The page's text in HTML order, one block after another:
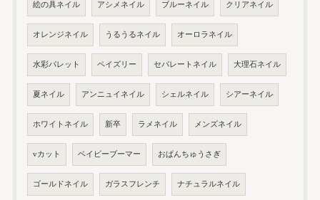
絵の具ネイル アシメネイル ブルーネイル クリアネイル
オレンジネイル うるうるネイル オーロラネイル
水彩パレット ペイズリー セパレートネイル 大理石ネイル
夏ネイル アンニュイネイル シェルネイル シアーネイル
ホワイトネイル 新卒 ラメネイル メンズネイル
vカット ベイビーブーマー おぱんちゅうさぎ
ゴールドネイル ガラスフレンチ ナチュラルネイル